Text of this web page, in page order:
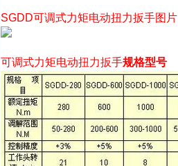
SGDD可调式力矩电动扭力扳手图片
可调式力矩电动扭力扳手规格型号